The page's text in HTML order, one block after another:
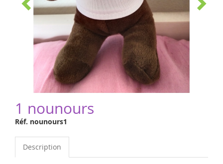
1 nounours
Réf. nounours1
Description